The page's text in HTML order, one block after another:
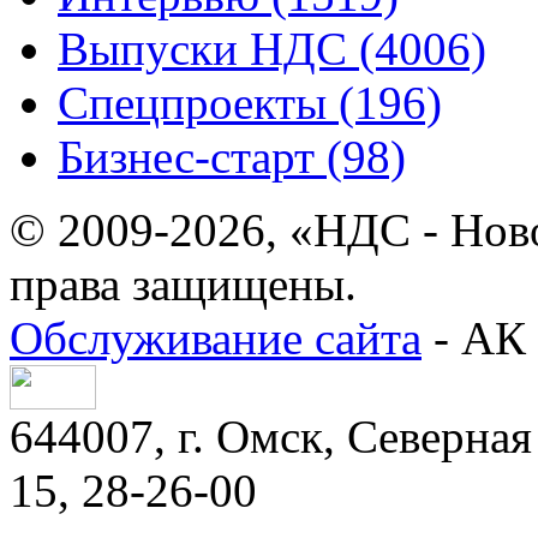
Выпуски НДС (4006)
Спецпроекты (196)
Бизнес-старт (98)
© 2009-2026, «НДС -
права защищены.
Обслуживание сайта - АК
644007, г. Омск,
15, 28-26-00